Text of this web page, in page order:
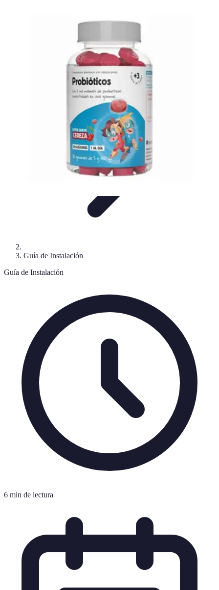
Beneficios y Ahorro
Soluciones Solares
Guía de Instalación
Guía de Instalación
6 min de lectura